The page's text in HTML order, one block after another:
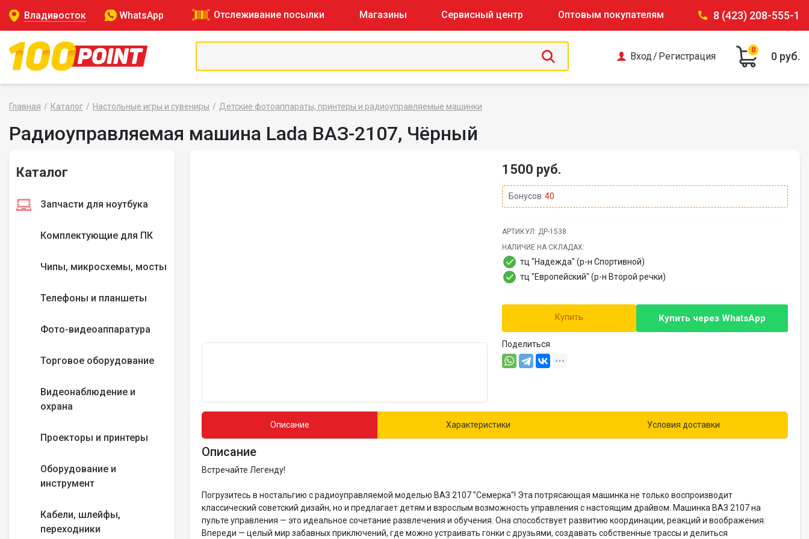
Владивосток WhatsApp Отслеживание посылки Магазины Сервисный центр Оптовым покупателям 8 (423) 208-555-1
Вход / Регистрация 0 руб.
0
Главная Каталог Настольные игры и сувениры Детские фотоаппараты, принтеры и радиоуправляемые машинки
Радиоуправляемая машина Lada ВАЗ-2107, Чёрный
Каталог
Запчасти для ноутбука
Комплектующие для ПК
Чипы, микросхемы, мосты
Телефоны и планшеты
Фото-видеоаппаратура
Торговое оборудование
Видеонаблюдение и
охрана
Проекторы и принтеры
Оборудование и
инструмент
Кабели, шлейфы,
переходники
1500 руб.
Бонусов:40
АРТИКУЛ: ДР-1538
НАЛИЧИЕ НА СКЛАДАХ:
тц "Надежда" (р-н Спортивной)
тц "Европейский" (р-н Второй речки)
Купить Купить через WhatsApp
Поделиться
Описание Характеристики Условия доставки
Описание
Встречайте Легенду!
Погрузитесь в ностальгию с радиоуправляемой моделью ВАЗ 2107 "Семерка"! Эта потрясающая машинка не только воспроизводит
классический советский дизайн, но и предлагает детям и взрослым возможность управления с настоящим драйвом. Машинка ВАЗ 2107 на
пульте управления — это идеальное сочетание развлечения и обучения. Она способствует развитию координации, реакций и воображения.
Впереди — целый мир забавных приключений, где можно устраивать гонки с друзьями, создавать собственные трассы и делиться